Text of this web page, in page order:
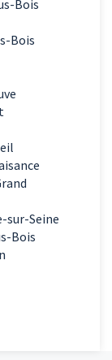
Bois
Bois
Seine
Bois